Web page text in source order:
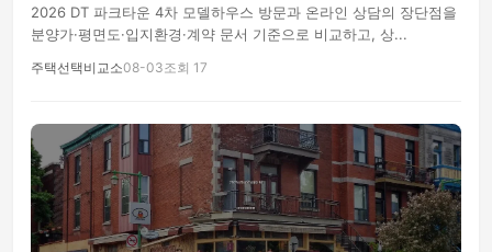
2026 DT 파크타운 4차 모델하우스 방문과 온라인 상담의 장단점을
분양가·평면도·입지환경·계약 문서 기준으로 비교하고, 상...
주택선택비교소08-03조회 17